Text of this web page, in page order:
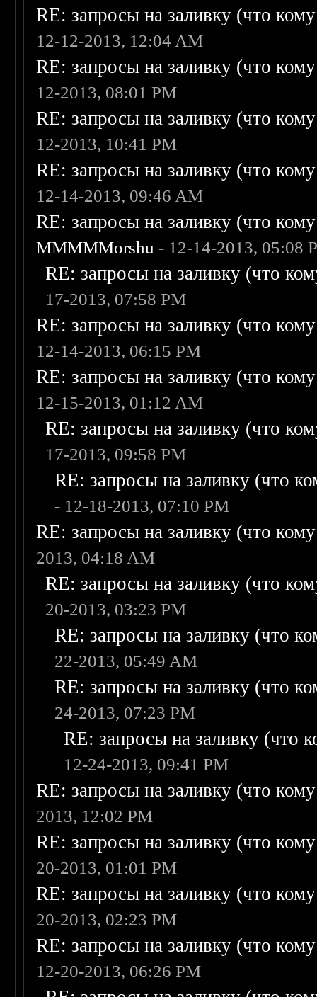
RE: запросы на заливку (что
12-12-2013, 12:04 AM
RE: запросы на заливку (что
12-2013, 08:01 PM
RE: запросы на заливку (что
12-2013, 10:41 PM
RE: запросы на заливку (что
12-14-2013, 09:46 AM
RE: запросы на заливку (что
MMMMMorshu - 12-14-2013, 05:08
RE: запросы на заливку (что
17-2013, 07:58 PM
RE: запросы на заливку (что
12-14-2013, 06:15 PM
RE: запросы на заливку (что
12-15-2013, 01:12 AM
RE: запросы на заливку (что
17-2013, 09:58 PM
RE: запросы на заливку (что
- 12-18-2013, 07:10 PM
RE: запросы на заливку (что
2013, 04:18 AM
RE: запросы на заливку (что
20-2013, 03:23 PM
RE: запросы на заливку (что
22-2013, 05:49 AM
RE: запросы на заливку (что
24-2013, 07:23 PM
RE: запросы на заливку (что
12-24-2013, 09:41 PM
RE: запросы на заливку (что
2013, 12:02 PM
RE: запросы на заливку (что
20-2013, 01:01 PM
RE: запросы на заливку (что
20-2013, 02:23 PM
RE: запросы на заливку (что
12-20-2013, 06:26 PM